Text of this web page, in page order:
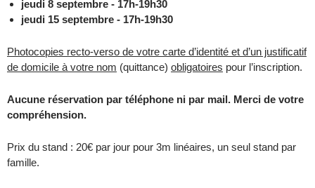
jeudi 8 septembre - 17h-19h30
jeudi 15 septembre - 17h-19h30
Photocopies recto-verso de votre carte d’identité et d’un justificatif
de domicile à votre nom (quittance) obligatoires pour l’inscription.
Aucune réservation par téléphone ni par mail. Merci de votre
compréhension.
Prix du stand : 20€ par jour pour 3m linéaires, un seul stand par
famille.